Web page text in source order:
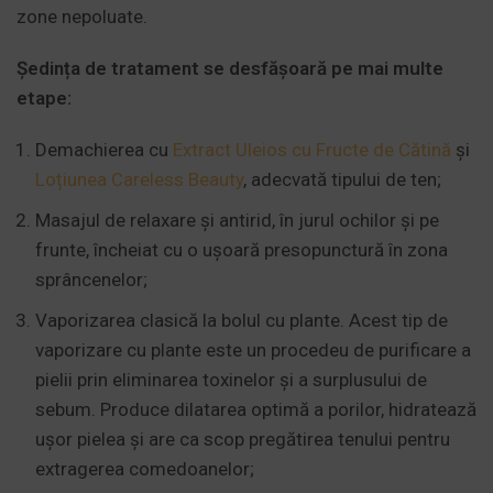
zone nepoluate.
Ședința de tratament se desfășoară pe mai multe
etape:
Demachierea cu Extract Uleios cu Fructe de Cătină și
Loțiunea Careless Beauty, adecvată tipului de ten;
Masajul de relaxare și antirid, în jurul ochilor și pe
frunte, încheiat cu o ușoară presopunctură în zona
sprâncenelor;
Vaporizarea clasică la bolul cu plante. Acest tip de
vaporizare cu plante este un procedeu de purificare a
pielii prin eliminarea toxinelor și a surplusului de
sebum. Produce dilatarea optimă a porilor, hidratează
ușor pielea și are ca scop pregătirea tenului pentru
extragerea comedoanelor;